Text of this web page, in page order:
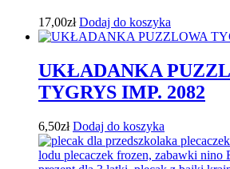
17,00zł Dodaj do koszyka
UKŁADANKA
TYGRYS IMP. 2082
6,50zł Dodaj do koszyka